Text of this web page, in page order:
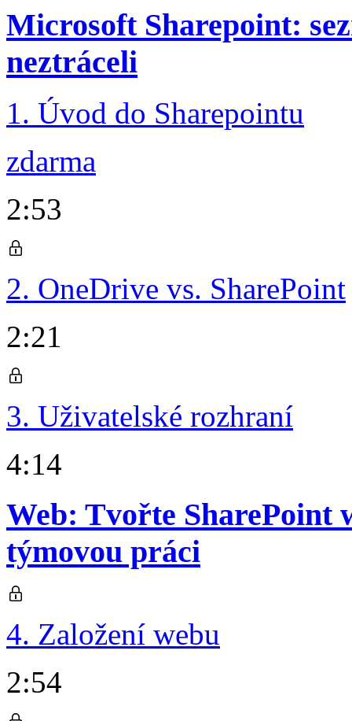
Microsoft Sharepoint:
neztráceli
1. Úvod do Sharepointu
zdarma
2:53
2. OneDrive vs. SharePoint
2:21
3. Uživatelské rozhraní
4:14
Web: Tvořte SharePoint
týmovou práci
4. Založení webu
2:54